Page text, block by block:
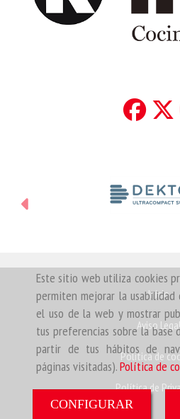
Este sitio web utiliza cookies
permiten mejorar la usabilidad
el uso de la web y mostrar
tus preferencias sobre la base
partir de tus hábitos de
páginas visitadas).Política de
CONFIGURAR
Inicio
Aviso Legal
Política de
Política de